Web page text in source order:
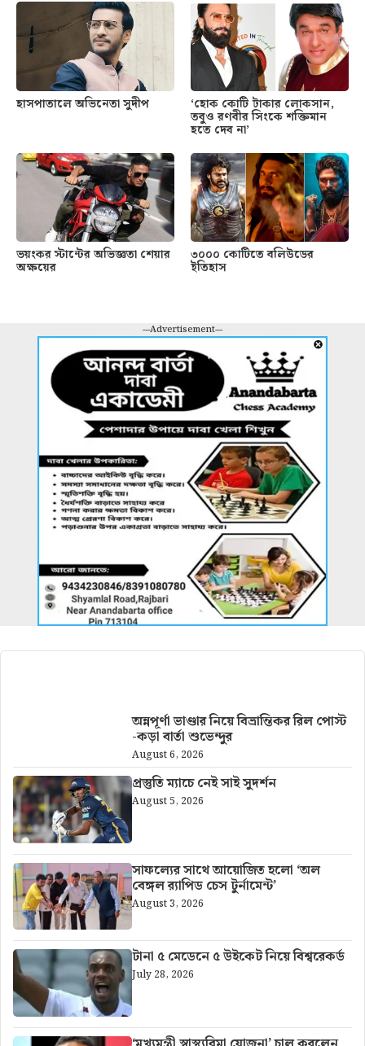
হাসপাতালে অভিনেতা সুদীপ ‘হোক কোটি টাকার লোকসান,
তবুও রণবীর সিংকে শক্তিমান
হতে দেব না’
ভয়ংকর স্টান্টের অভিজ্ঞতা শেয়ার
অক্ষয়ের
৩০০০ কোটিতে বলিউডের
ইতিহাস
---Advertisement---
অন্নপূর্ণা ভাণ্ডার নিয়ে বিভ্রান্তিকর রিল পোস্ট
-কড়া বার্তা শুভেন্দুর
August 6, 2026
প্রস্তুতি ম্যাচে নেই সাই সুদর্শন
August 5, 2026
সাফল্যের সাথে আয়োজিত হলো ‘অল
বেঙ্গল র‍্যাপিড চেস টুর্নামেন্ট’
August 3, 2026
টানা ৫ মেডেনে ৫ উইকেট নিয়ে বিশ্বরেকর্ড
July 28, 2026